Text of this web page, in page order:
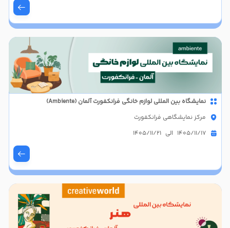
نمایشگاه بین المللی لوازم خانگی فرانکفورت آلمان (Ambiente)
مرکز نمایشگاهی فرانکفورت
1405/11/17 الی 1405/11/21